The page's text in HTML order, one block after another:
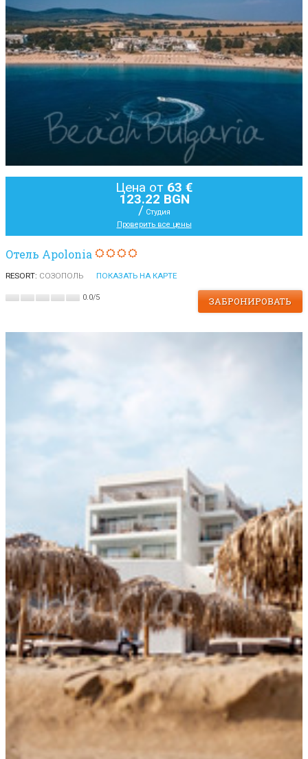
Цена от 63 €
123.22 BGN
/ Студия
Проверить все цены
Oтель Apolonia
RESORT: СОЗОПОЛЬ ПОКАЗАТЬ НА КАРТЕ
ЗАБРОНИРОВАТЬ
0.0/5